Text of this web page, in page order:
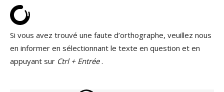
Si vous avez trouvé une faute d’orthographe, veuillez nous
en informer en sélectionnant le texte en question et en
appuyant sur Ctrl + Entrée.